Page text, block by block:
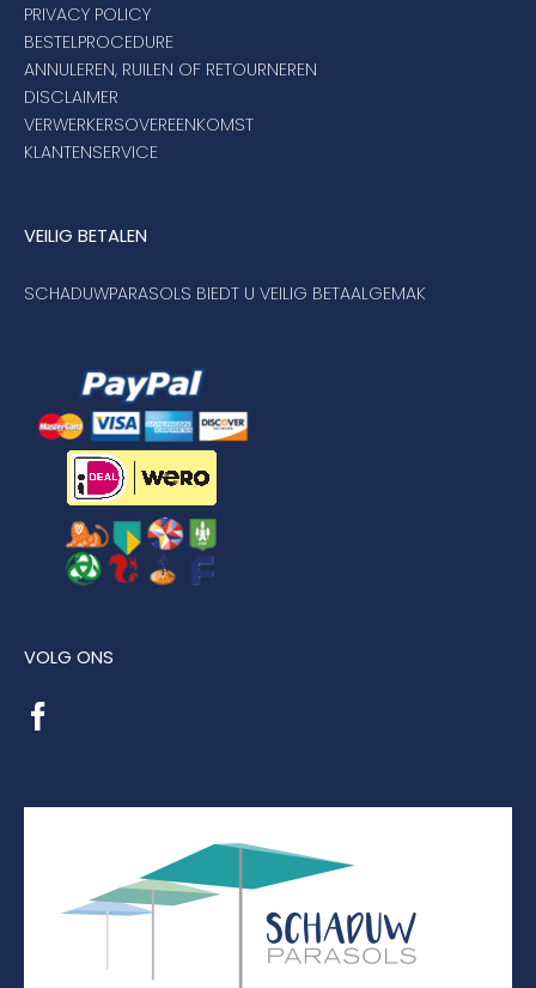
PRIVACY POLICY
BESTELPROCEDURE
ANNULEREN, RUILEN OF RETOURNEREN
DISCLAIMER
VERWERKERSOVEREENKOMST
KLANTENSERVICE
VEILIG BETALEN
SCHADUWPARASOLS BIEDT U VEILIG BETAALGEMAK
VOLG ONS